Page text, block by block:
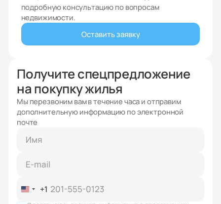
подробную консультацию по вопросам
недвижимости.
Оставить заявку
Получите спецпредложение
на покупку жилья
Мы перезвоним вам в течение часа и отправим
дополнительную информацию по электронной
почте
United
States
+1